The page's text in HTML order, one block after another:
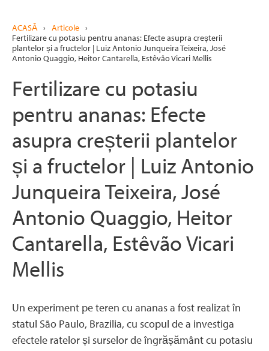
ACASĂ › Articole ›
Fertilizare cu potasiu pentru ananas: Efecte asupra creșterii
plantelor și a fructelor | Luiz Antonio Junqueira Teixeira, José
Antonio Quaggio, Heitor Cantarella, Estêvão Vicari Mellis
Fertilizare cu potasiu
pentru ananas: Efecte
asupra creșterii plantelor
și a fructelor | Luiz Antonio
Junqueira Teixeira, José
Antonio Quaggio, Heitor
Cantarella, Estêvão Vicari
Mellis
Un experiment pe teren cu ananas a fost realizat în
statul São Paulo, Brazilia, cu scopul de a investiga
efectele ratelor și surselor de îngrășământ cu potasiu